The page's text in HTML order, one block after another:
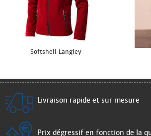
Softshell Langley
Livraison rapide et sur mesure
Prix dégressif en fonction de la